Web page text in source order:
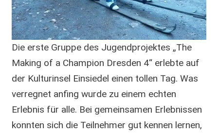
Die erste Gruppe des Jugendprojektes „The
Making of a Champion Dresden 4“ erlebte auf
der Kulturinsel Einsiedel einen tollen Tag. Was
verregnet anfing wurde zu einem echten
Erlebnis für alle. Bei gemeinsamen Erlebnissen
konnten sich die Teilnehmer gut kennen lernen,